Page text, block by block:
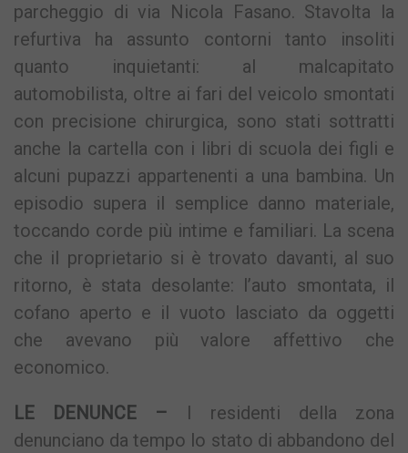
parcheggio di via Nicola Fasano. Stavolta la
refurtiva ha assunto contorni tanto insoliti
quanto inquietanti: al malcapitato
automobilista, oltre ai fari del veicolo smontati
con precisione chirurgica, sono stati sottratti
anche la cartella con i libri di scuola dei figli e
alcuni pupazzi appartenenti a una bambina. Un
episodio supera il semplice danno materiale,
toccando corde più intime e familiari. La scena
che il proprietario si è trovato davanti, al suo
ritorno, è stata desolante: l’auto smontata, il
cofano aperto e il vuoto lasciato da oggetti
che avevano più valore affettivo che
economico.
LE DENUNCE – I residenti della zona
denunciano da tempo lo stato di abbandono del